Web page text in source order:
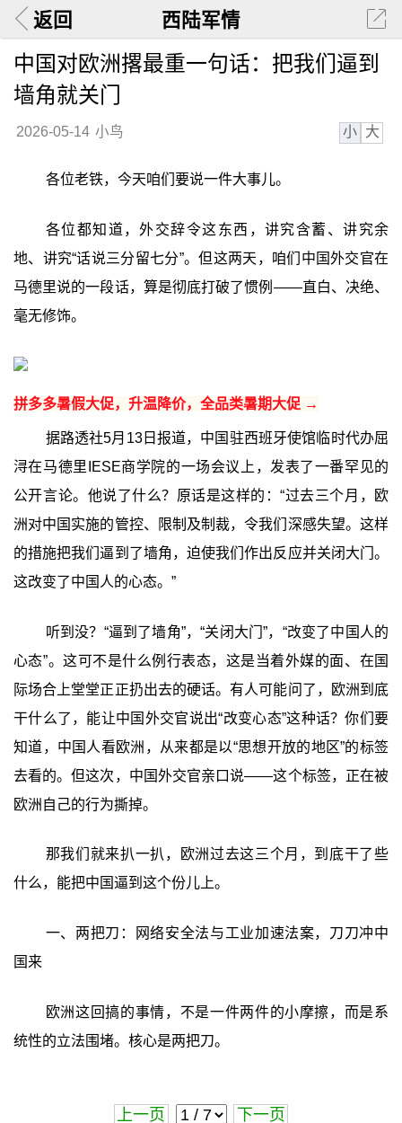
返回 西陆军情
中国对欧洲撂最重一句话：把我们逼到
墙角就关门
2026-05-14 小鸟 小 大
各位老铁，今天咱们要说一件大事儿。
各位都知道，外交辞令这东西，讲究含蓄、讲究余
地、讲究“话说三分留七分”。但这两天，咱们中国外交官在
马德里说的一段话，算是彻底打破了惯例——直白、决绝、
毫无修饰。
拼多多暑假大促，升温降价，全品类暑期大促 →
据路透社5月13日报道，中国驻西班牙使馆临时代办屈
浔在马德里IESE商学院的一场会议上，发表了一番罕见的
公开言论。他说了什么？原话是这样的：“过去三个月，欧
洲对中国实施的管控、限制及制裁，令我们深感失望。这样
的措施把我们逼到了墙角，迫使我们作出反应并关闭大门。
这改变了中国人的心态。”
听到没？“逼到了墙角”，“关闭大门”，“改变了中国人的
心态”。这可不是什么例行表态，这是当着外媒的面、在国
际场合上堂堂正正扔出去的硬话。有人可能问了，欧洲到底
干什么了，能让中国外交官说出“改变心态”这种话？你们要
知道，中国人看欧洲，从来都是以“思想开放的地区”的标签
去看的。但这次，中国外交官亲口说——这个标签，正在被
欧洲自己的行为撕掉。
那我们就来扒一扒，欧洲过去这三个月，到底干了些
什么，能把中国逼到这个份儿上。
一、两把刀：网络安全法与工业加速法案，刀刀冲中
国来
欧洲这回搞的事情，不是一件两件的小摩擦，而是系
统性的立法围堵。核心是两把刀。
上一页 下一页